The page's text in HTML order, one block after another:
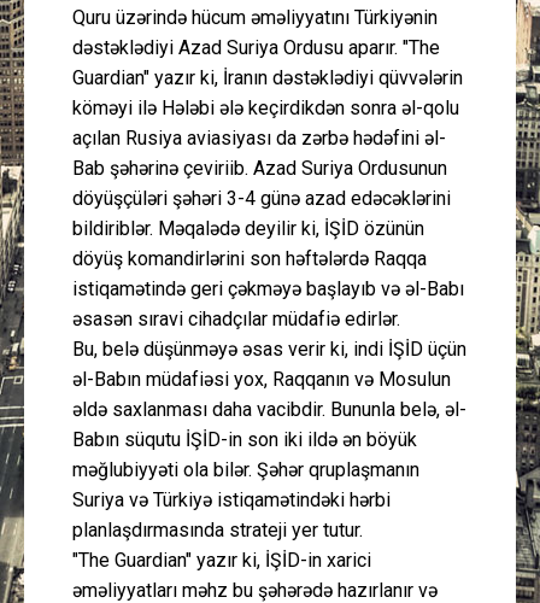
Quru üzərində hücum əməliyyatını Türkiyənin
dəstəklədiyi Azad Suriya Ordusu aparır. "The
Guardian" yazır ki, İranın dəstəklədiyi qüvvələrin
köməyi ilə Hələbi ələ keçirdikdən sonra əl-qolu
açılan Rusiya aviasiyası da zərbə hədəfini əl-
Bab şəhərinə çeviriib. Azad Suriya Ordusunun
döyüşçüləri şəhəri 3-4 günə azad edəcəklərini
bildiriblər. Məqalədə deyilir ki, İŞİD özünün
döyüş komandirlərini son həftələrdə Raqqa
istiqamətində geri çəkməyə başlayıb və əl-Babı
əsasən sıravi cihadçılar müdafiə edirlər.
Bu, belə düşünməyə əsas verir ki, indi İŞİD üçün
əl-Babın müdafiəsi yox, Raqqanın və Mosulun
əldə saxlanması daha vacibdir. Bununla belə, əl-
Babın süqutu İŞİD-in son iki ildə ən böyük
məğlubiyyəti ola bilər. Şəhər qruplaşmanın
Suriya və Türkiyə istiqamətindəki hərbi
planlaşdırmasında strateji yer tutur.
"The Guardian" yazır ki, İŞİD-in xarici
əməliyyatları məhz bu şəhərədə hazırlanır və